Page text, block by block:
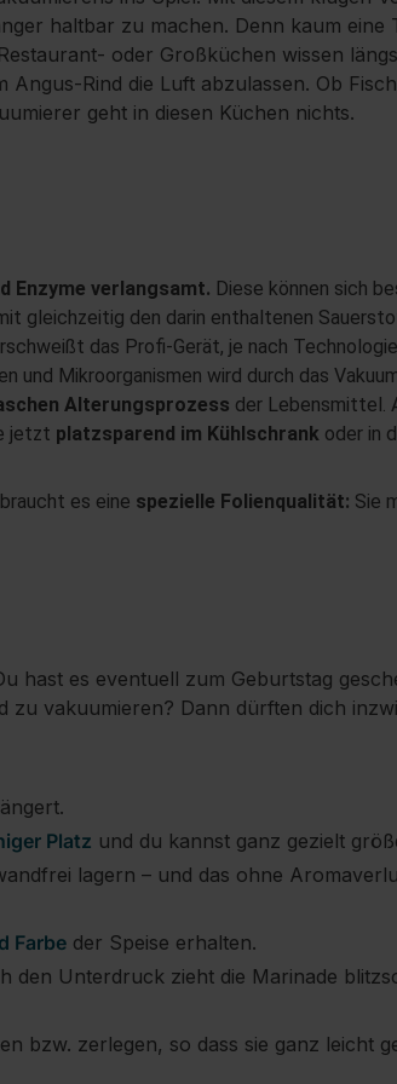
haltbar zu machen. Denn kaum eine
oder Großküchen wissen
Rind die Luft abzulassen. Ob
geht in diesen Küchen nichts.
Enzyme verlangsamt. Diese können sich
gleichzeitig den darin enthaltenen
das Profi-Gerät, je nach
und Mikroorganismen wird durch das
Alterungsprozess der Lebensmittel.
jetzt platzsparend im Kühlschrank oder in
es eine spezielle Folienqualität: Sie
hast es eventuell zum Geburtstag
vakuumieren? Dann dürften dich
Platz und du kannst ganz gezielt
lagern – und das ohne
Farbe der Speise erhalten.
den Unterdruck zieht die Marinade
bzw. zerlegen, so dass sie ganz leicht